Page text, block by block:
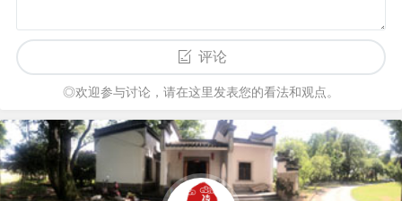
评论
◎欢迎参与讨论，请在这里发表您的看法和观点。